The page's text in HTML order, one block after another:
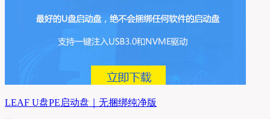
LEAF U盘PE启动盘｜无捆绑纯净版